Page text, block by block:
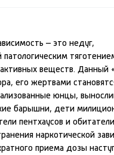
– это недуг,
веществ. Данный
его жертвами
юнцы,
барышни, дети
пентхаусов и
наркотической
приема дозы